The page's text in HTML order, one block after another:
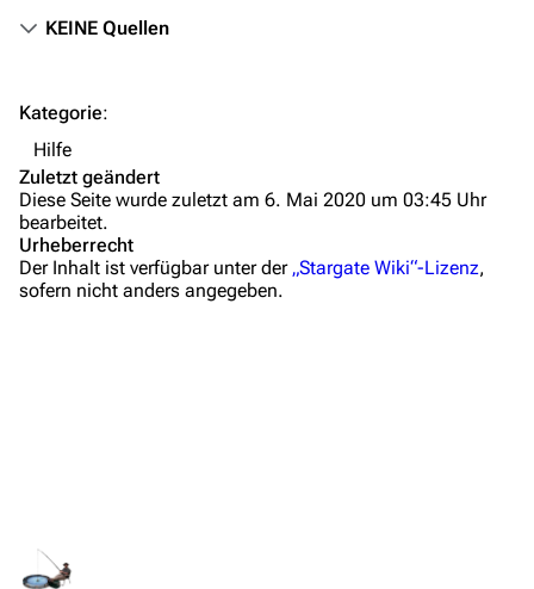
Mitmachen
Letzte Änderungen
Wiki-Diskussion
KEINE Quellen
Kategorie:
Hilfe
Zuletzt geändert
Diese Seite wurde zuletzt am 6. Mai 2020 um 03:45 Uhr
bearbeitet.
Urheberrecht
Der Inhalt ist verfügbar unter der „Stargate Wiki“-Lizenz,
sofern nicht anders angegeben.